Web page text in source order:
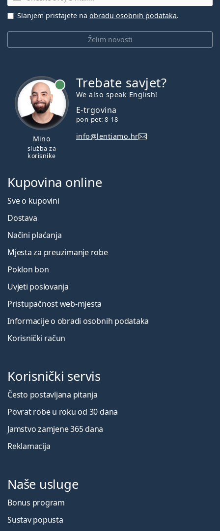
Želim novosti
Slanjem pristajete na obradu osobnih podataka.
Mino
služba za
korisnike
Trebate savjet?
We also speak English!
E-trgovina
pon-pet: 8-18
info@lentiamo.hr
Kupovina online
Sve o kupovini
Dostava
Načini plaćanja
Mjesta za preuzimanje robe
Poklon bon
Uvjeti poslovanja
Pristupačnost web-mjesta
Informacije o obradi osobnih podataka
Korisnički račun
Korisnički servis
Često postavljana pitanja
Povrat robe u roku od 30 dana
Jamstvo zamjene 365 dana
Reklamacija
Naše usluge
Bonus program
Sustav popusta